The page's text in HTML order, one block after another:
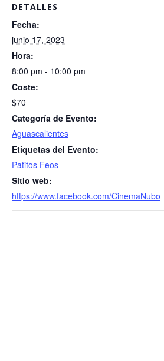
DETALLES
Fecha:
junio 17, 2023
Hora:
8:00 pm - 10:00 pm
Coste:
$70
Categoría de Evento:
Aguascalientes
Etiquetas del Evento:
Patitos Feos
Sitio web:
https://www.facebook.com/CinemaNubo